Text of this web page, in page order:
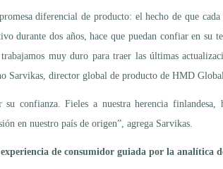
diferencial de producto: el hecho de que
durante dos años, hace que puedan confiar en
muy duro para traer las últimas
Sarvikas, director global de producto de HMD Global.
confianza. Fieles a nuestra herencia
en nuestro país de origen”, agrega Sarvikas.
de consumidor guiada por la analítica